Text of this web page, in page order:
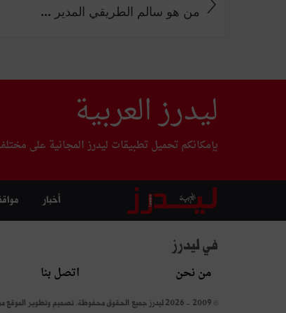
من هو سالم الطريقي المدير ...
ليدرز العربية
بإمكانكم تحميل تطبيقات ليدرز المجانية على
أخبار
في ليدرز
من نحن اتصل بنا
© 2009 - 2026 ليدرز جميع الحقوق محفوظة. تصميم وتطوير الموقع